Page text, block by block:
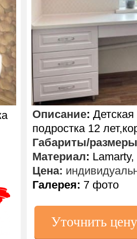
Уточнить цену
Описание:
подростка 12
Габариты/размеры
Материал:
Цена:
Галерея: 7 фото